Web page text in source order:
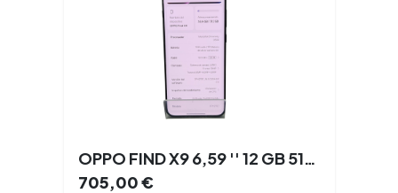
OPPO FIND X9 6,59 '' 12 GB 512 GB Doble SIM 5G NFC
705,00€